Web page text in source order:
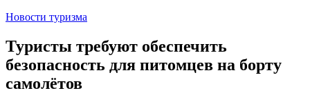
Новости туризма
Туристы требуют обеспечить
безопасность для питомцев на борту
самолётов